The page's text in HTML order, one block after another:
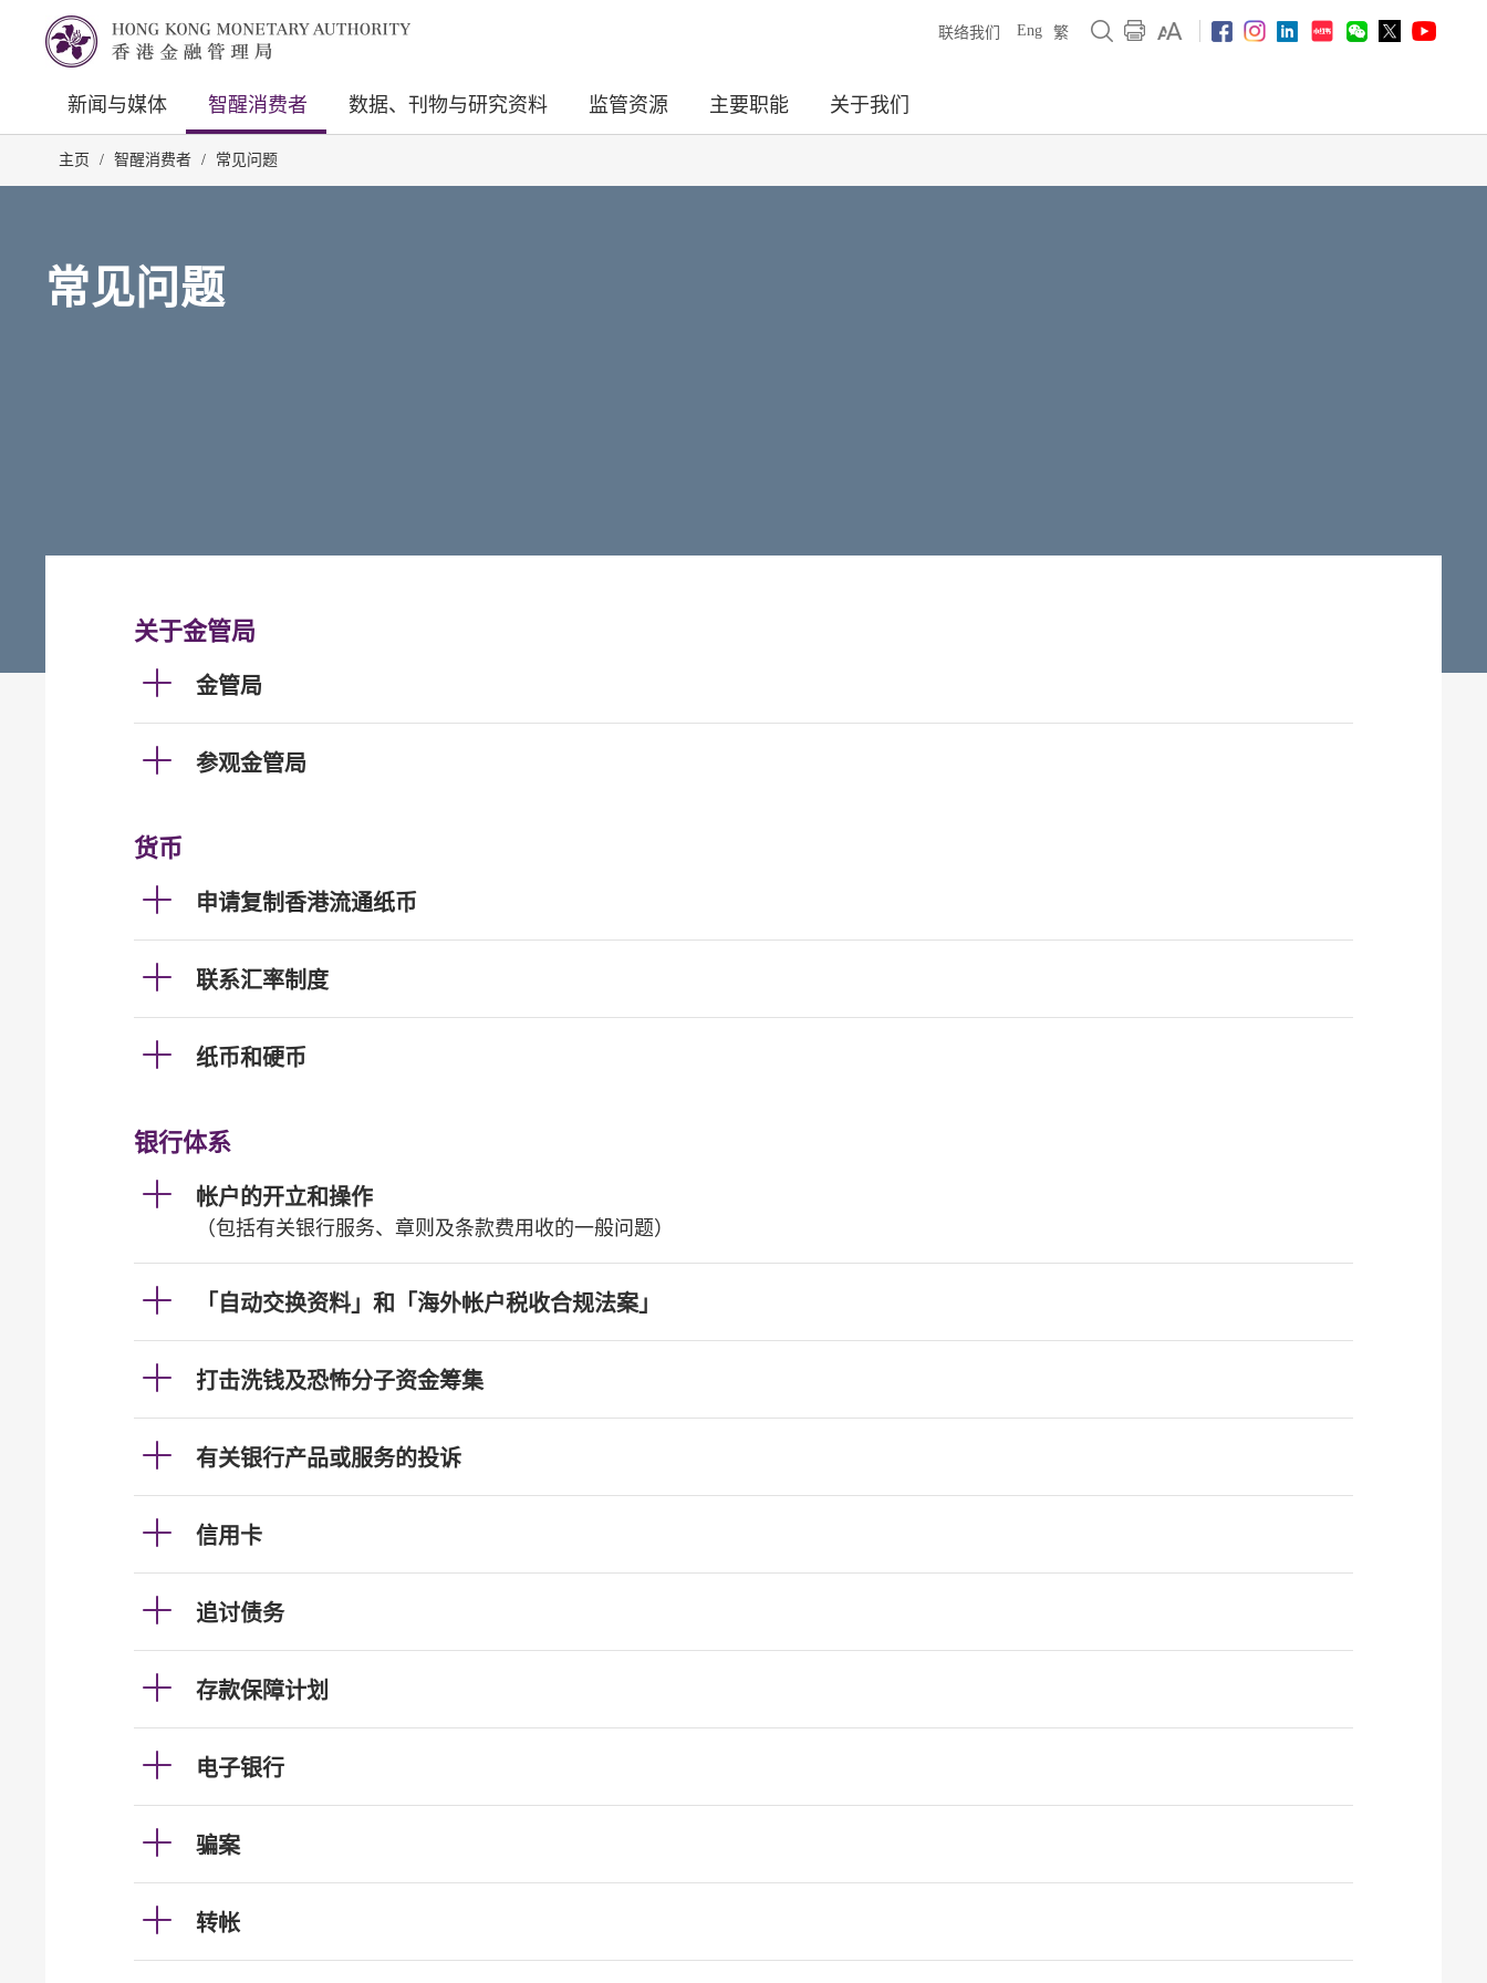
联络我们 Eng 繁
新闻与媒体 智醒消费者 数据、刊物与研究资料 监管资源 主要职能 关于我们
主页 / 智醒消费者 / 常见问题
常见问题
关于金管局
金管局
参观金管局
货币
申请复制香港流通纸币
联系汇率制度
纸币和硬币
银行体系
帐户的开立和操作
（包括有关银行服务、章则及条款费用收的一般问题）
「自动交换资料」和「海外帐户税收合规法案」
打击洗钱及恐怖分子资金筹集
有关银行产品或服务的投诉
信用卡
追讨债务
存款保障计划
电子银行
骗案
转帐